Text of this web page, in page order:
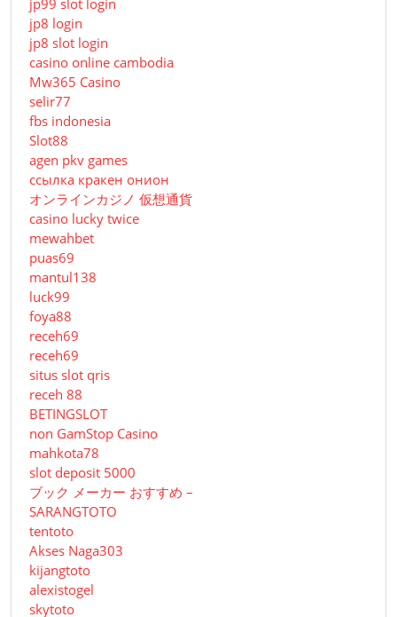
jp99 slot login
jp8 login
jp8 slot login
casino online cambodia
Mw365 Casino
selir77
fbs indonesia
Slot88
agen pkv games
ссылка кракен онион
オンラインカジノ 仮想通貨
casino lucky twice
mewahbet
puas69
mantul138
luck99
foya88
receh69
receh69
situs slot qris
receh 88
BETINGSLOT
non GamStop Casino
mahkota78
slot deposit 5000
ブック メーカー おすすめ –
SARANGTOTO
tentoto
Akses Naga303
kijangtoto
alexistogel
skytoto